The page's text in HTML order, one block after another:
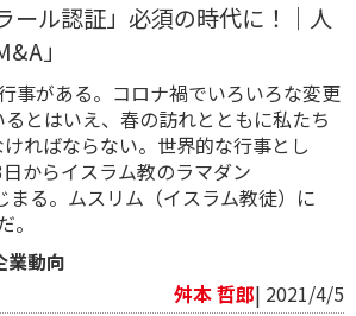
ール認証」必須の時代に！｜人
」
事がある。コロナ禍でいろいろな変更
とはいえ、春の訪れとともに私たち
ればならない。世界的な行事とし
からイスラム教のラマダン
まる。ムスリム（イスラム教徒）に
。
業動向
舛本 哲郎| 2021/4/5